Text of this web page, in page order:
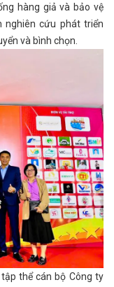
hàng giả và bảo vệ
nghiên cứu phát triển
và bình chọn.
thể cán bộ Công ty